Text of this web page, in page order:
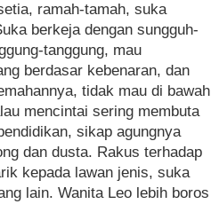
ramah-tamah, suka
berkeja dengan sungguh-
tanggung, mau
berdasar kebenaran, dan
tidak mau di bawah
mencintai sering membuta
sikap agungnya
dan dusta. Rakus terhadap
kepada lawan jenis, suka
lain. Wanita Leo lebih boros